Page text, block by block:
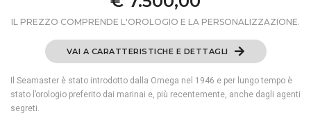
IL PREZZO COMPRENDE L'OROLOGIO E LA PERSONALIZZAZIONE.
VAI A CARATTERISTICHE E DETTAGLI
Il Seamaster è stato introdotto dalla Omega nel 1946 e per lungo tempo è
stato l’orologio preferito dai marinai e, più recentemente, anche dagli agenti
segreti.